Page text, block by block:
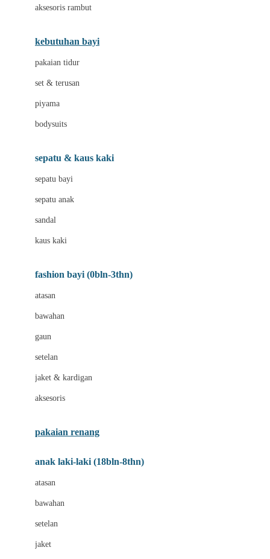
Baby Jogger
Beauty Barn
Bio Oil
Biolane
Bizzi Growin
Blooming Marvellous
Bravado
Buds Organics
Bugaboo
C
aksesoris rambut
kebutuhan bayi
pakaian tidur
set & terusan
piyama
bodysuits
sepatu & kaus kaki
sepatu bayi
sepatu anak
sandal
kaus kaki
fashion bayi (0bln-3thn)
atasan
bawahan
gaun
setelan
jaket & kardigan
aksesoris
pakaian renang
anak laki-laki (18bln-8thn)
atasan
bawahan
setelan
jaket